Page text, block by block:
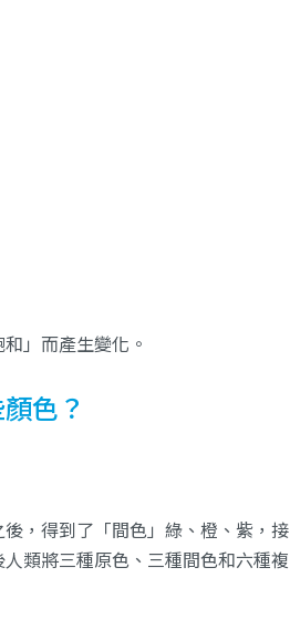
」而產生變化。
色？
，得到了「間色」綠、橙、紫，接
類將三種原色、三種間色和六種複